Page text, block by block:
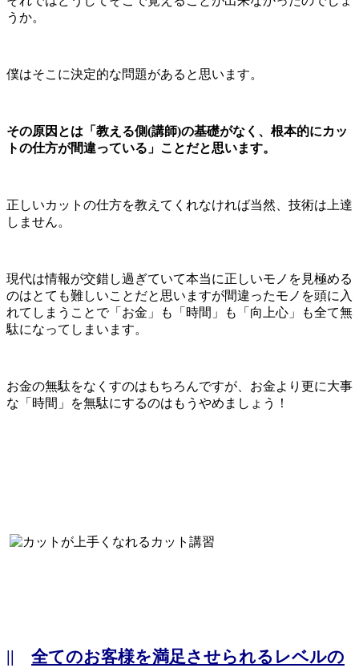
うか。
僕はそこに決定的な問題があると思います。
その原因とは「教える側(講師)の基礎がなく、根本的にカッ
トの仕方が間違っている」ことだと思います。
正しいカットの仕方を教えてくれなければ当然、技術は上達
しません。
現代は情報が交錯し過ぎていて本当に正しいモノを見極める
のはとても難しいことだと思いますが間違ったモノを頭に入
れてしまうことで「お金」も「時間」も「向上心」も全て無
駄になってしまいます。
お金の無駄をなくすのはもちろんですが、お金より更に大事
な「時間」を無駄にするのはもうやめましょう！
|| 全てのお客様を満足させられるレベルの